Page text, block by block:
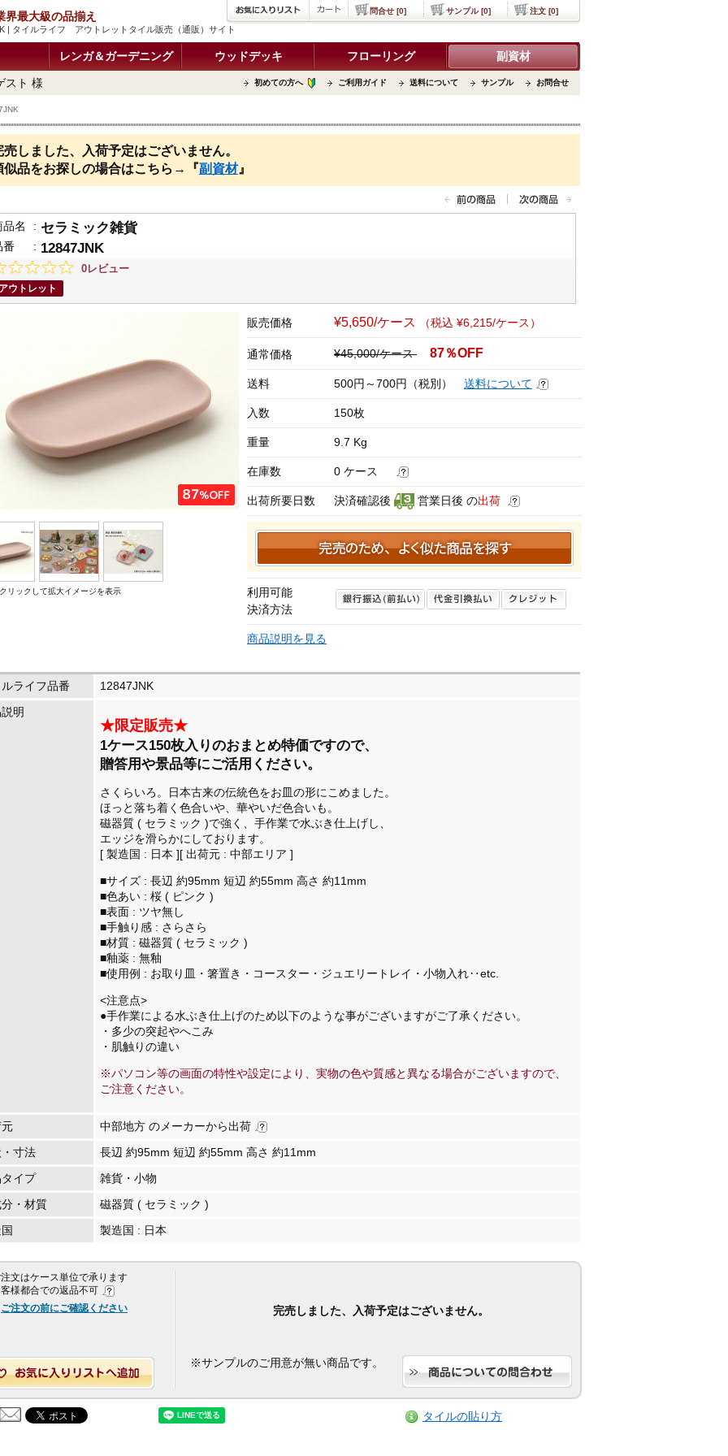
| タイルライフ アウトレットタイル販売（通販）サイト
最大級の品揃え
レンガ＆ガーデニング ウッドデッキ フローリング 副資材
スト 様 初めての方へ ご利用ガイド 送料について サンプル お問合せ
問合せ [0] サンプル [0] 注文 [0]
売しました、入荷予定はございません。
似品をお探しの場合はこちら→『副資材』
品名 : セラミック雑貨
番 : 12847JNK
0レビュー
ウトレット
リックして拡大イメージを表示
販売価格 ¥5,650/ケース （税込 ¥6,215/ケース）
通常価格 ¥45,000/ケース 87％OFF
送料 500円～700円（税別） 送料について
入数 150枚
重量 9.7 Kg
在庫数 0 ケース
出荷所要日数 決済確認後 営業日後 の出荷
利用可能
決済方法
商品説明を見る
ライフ品番
12847JNK
明
★限定販売★
1ケース150枚入りのおまとめ特価ですので、
贈答用や景品等にご活用ください。
さくらいろ。日本古来の伝統色をお皿の形にこめました。
ほっと落ち着く色合いや、華やいだ色合いも。
磁器質 ( セラミック )で強く、手作業で水ぶき仕上げし、
エッジを滑らかにしております。
[ 製造国 : 日本 ][ 出荷元 : 中部エリア ]
■サイズ : 長辺 約95mm 短辺 約55mm 高さ 約11mm
■色あい : 桜 ( ピンク )
■表面 : ツヤ無し
■手触り感 : さらさら
■材質 : 磁器質 ( セラミック )
■釉薬 : 無釉
■使用例 : お取り皿・箸置き・コースター・ジュエリートレイ・小物入れ‥etc.
<注意点>
●手作業による水ぶき仕上げのため以下のような事がございますがご了承ください。
・多少の突起やへこみ
・肌触りの違い
※パソコン等の画面の特性や設定により、実物の色や質感と異なる場合がございますので、
ご注意ください。
中部地方 のメーカーから出荷
寸法
長辺 約95mm 短辺 約55mm 高さ 約11mm
イプ
雑貨・小物
・材質
磁器質 ( セラミック )
製造国 : 日本
文はケース単位で承ります
様都合での返品不可
ご注文の前にご確認ください
完売しました、入荷予定はございません。
※サンプルのご用意が無い商品です。
タイルの貼り方